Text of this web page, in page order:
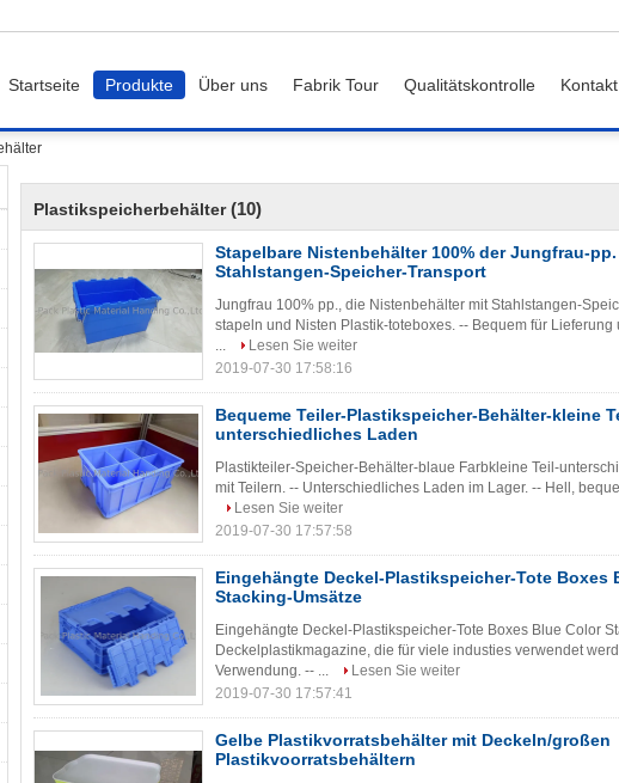
Startseite Produkte Über uns Fabrik Tour Qualitätskontrolle Kontakt
Plastikspeicherbehälter (10)
Stapelbare Nistenbehälter 100% der Jungfrau-
Stahlstangen-Speicher-Transport
Jungfrau 100% pp., die Nistenbehälter mit Stahlstangen-
stapeln und Nisten Plastik-toteboxes. -- Bequem für
...
Lesen Sie weiter
2019-07-30 17:58:16
Bequeme Teiler-Plastikspeicher-Behälter-kleine
unterschiedliches Laden
Plastikteiler-Speicher-Behälter-blaue Farbkleine Teil-
mit Teilern. -- Unterschiedliches Laden im Lager. -- Hell,
Lesen Sie weiter
2019-07-30 17:57:58
Eingehängte Deckel-Plastikspeicher-Tote Boxes
Stacking-Umsätze
Eingehängte Deckel-Plastikspeicher-Tote Boxes Blue Color
Deckelplastikmagazine, die für viele industies verwendet
Verwendung. -- ...
Lesen Sie weiter
2019-07-30 17:57:41
Gelbe Plastikvorratsbehälter mit Deckeln/großen
Plastikvoorratsbehältern